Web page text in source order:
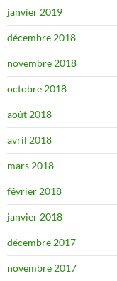
janvier 2019
décembre 2018
novembre 2018
octobre 2018
août 2018
avril 2018
mars 2018
février 2018
janvier 2018
décembre 2017
novembre 2017